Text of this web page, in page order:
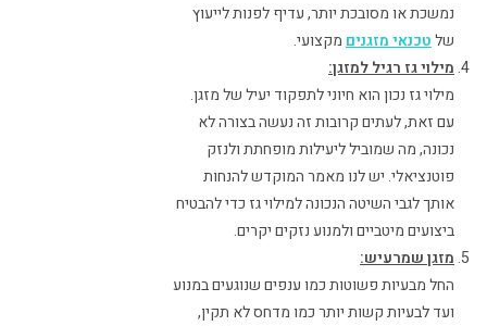
נמשכת או מסובכת יותר, עדיף לפנות לייעוץ
שלטכנאי מזגניםמקצועי.
מילוי גז רגיל למזגן:
מילוי גז נכון הוא חיוני לתפקוד יעיל של מזגן.
עם זאת, לעתים קרובות זה נעשה בצורה לא
נכונה, מה שמוביל ליעילות מופחתת ולנזק
פוטנציאלי. יש לנו מאמר המוקדש להנחות
אותך לגבי השיטה הנכונה למילוי גז כדי להבטיח
ביצועים מיטביים ולמנוע נזקים יקרים.
מזגן שמרעיש:
החל מבעיות פשוטות כמו ענפים שנוגעים במנוע
ועד לבעיות קשות יותר כמו מדחס לא תקין,